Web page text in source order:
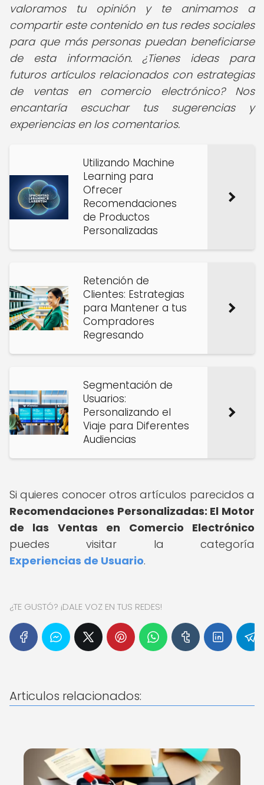
valoramos tu opinión y te animamos a
compartir este contenido en tus redes sociales
para que más personas puedan beneficiarse
de esta información. ¿Tienes ideas para
futuros artículos relacionados con estrategias
de ventas en comercio electrónico? Nos
encantaría escuchar tus sugerencias y
experiencias en los comentarios.
Utilizando Machine
Learning para
Ofrecer
Recomendaciones
de Productos
Personalizadas
Retención de
Clientes: Estrategias
para Mantener a tus
Compradores
Regresando
Segmentación de
Usuarios:
Personalizando el
Viaje para Diferentes
Audiencias
Si quieres conocer otros artículos parecidos a
Recomendaciones Personalizadas: El Motor
de las Ventas en Comercio Electrónico
puedes visitar la categoría
Experiencias de Usuario.
¿TE GUSTÓ? ¡DALE VOZ EN TUS REDES!
Articulos relacionados: